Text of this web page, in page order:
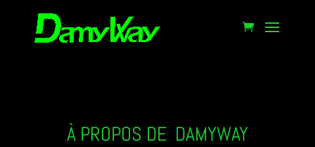
À PROPOS DE DAMYWAY